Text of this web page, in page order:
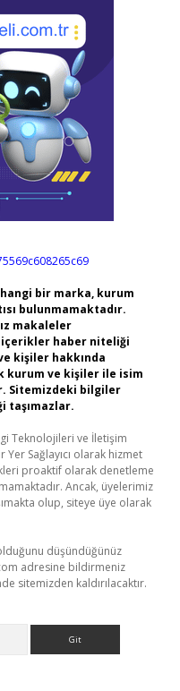
bir marka, kurum
bulunmamaktadır.
makaleler
içerikler haber niteliği
kişiler hakkında
kurum ve kişiler ile isim
Sitemizdeki bilgiler
taşımazlar.
Teknolojileri ve İletişim
Yer Sağlayıcı olarak hizmet
proaktif olarak denetleme
Ancak, üyelerimiz
olup, siteye üye olarak
düşündüğünüz
adresine bildirmeniz
sitemizden kaldırılacaktır.